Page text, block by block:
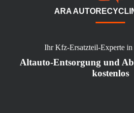
ARA
Ihr Kfz-Ersatzteil-Experte in
Altauto-Entsorgung und
kostenlos